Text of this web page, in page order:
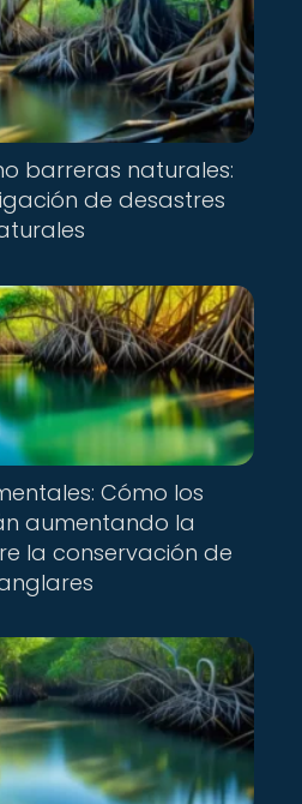
barreras naturales:
de desastres
Cómo los
aumentando la
la conservación de